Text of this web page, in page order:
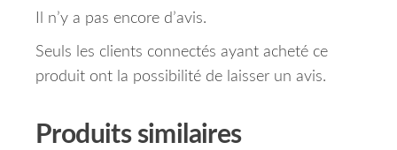
Il n’y a pas encore d’avis.
Seuls les clients connectés ayant acheté ce
produit ont la possibilité de laisser un avis.
Produits similaires